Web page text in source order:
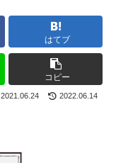
はてブ
コピー
2021.06.24 2022.06.14